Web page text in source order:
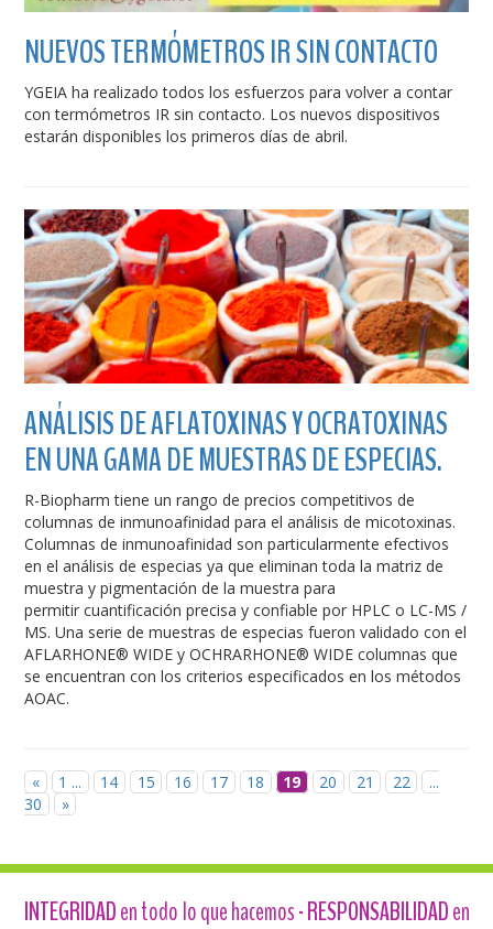
NUEVOS TERMÓMETROS IR SIN CONTACTO
YGEIA ha realizado todos los esfuerzos para volver a contar
con termómetros IR sin contacto. Los nuevos dispositivos
estarán disponibles los primeros días de abril.
ANÁLISIS DE AFLATOXINAS Y OCRATOXINAS
EN UNA GAMA DE MUESTRAS DE ESPECIAS.
R-Biopharm tiene un rango de precios competitivos de
columnas de inmunoafinidad para el análisis de micotoxinas.
Columnas de inmunoafinidad son particularmente efectivos
en el análisis de especias ya que eliminan toda la matriz de
muestra y pigmentación de la muestra para
permitir cuantificación precisa y confiable por HPLC o LC-MS /
MS. Una serie de muestras de especias fueron validado con el
AFLARHONE® WIDE y OCHRARHONE® WIDE columnas que
se encuentran con los criterios especificados en los métodos
AOAC.
« 1 ... 14 15 16 17 18 19 20 21 22
...
30
»
INTEGRIDADen todo lo que hacemos -RESPONSABILIDADen